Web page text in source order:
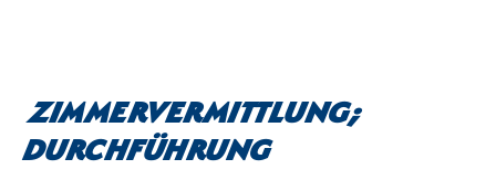
Zimmervermittlung;
Durchführung